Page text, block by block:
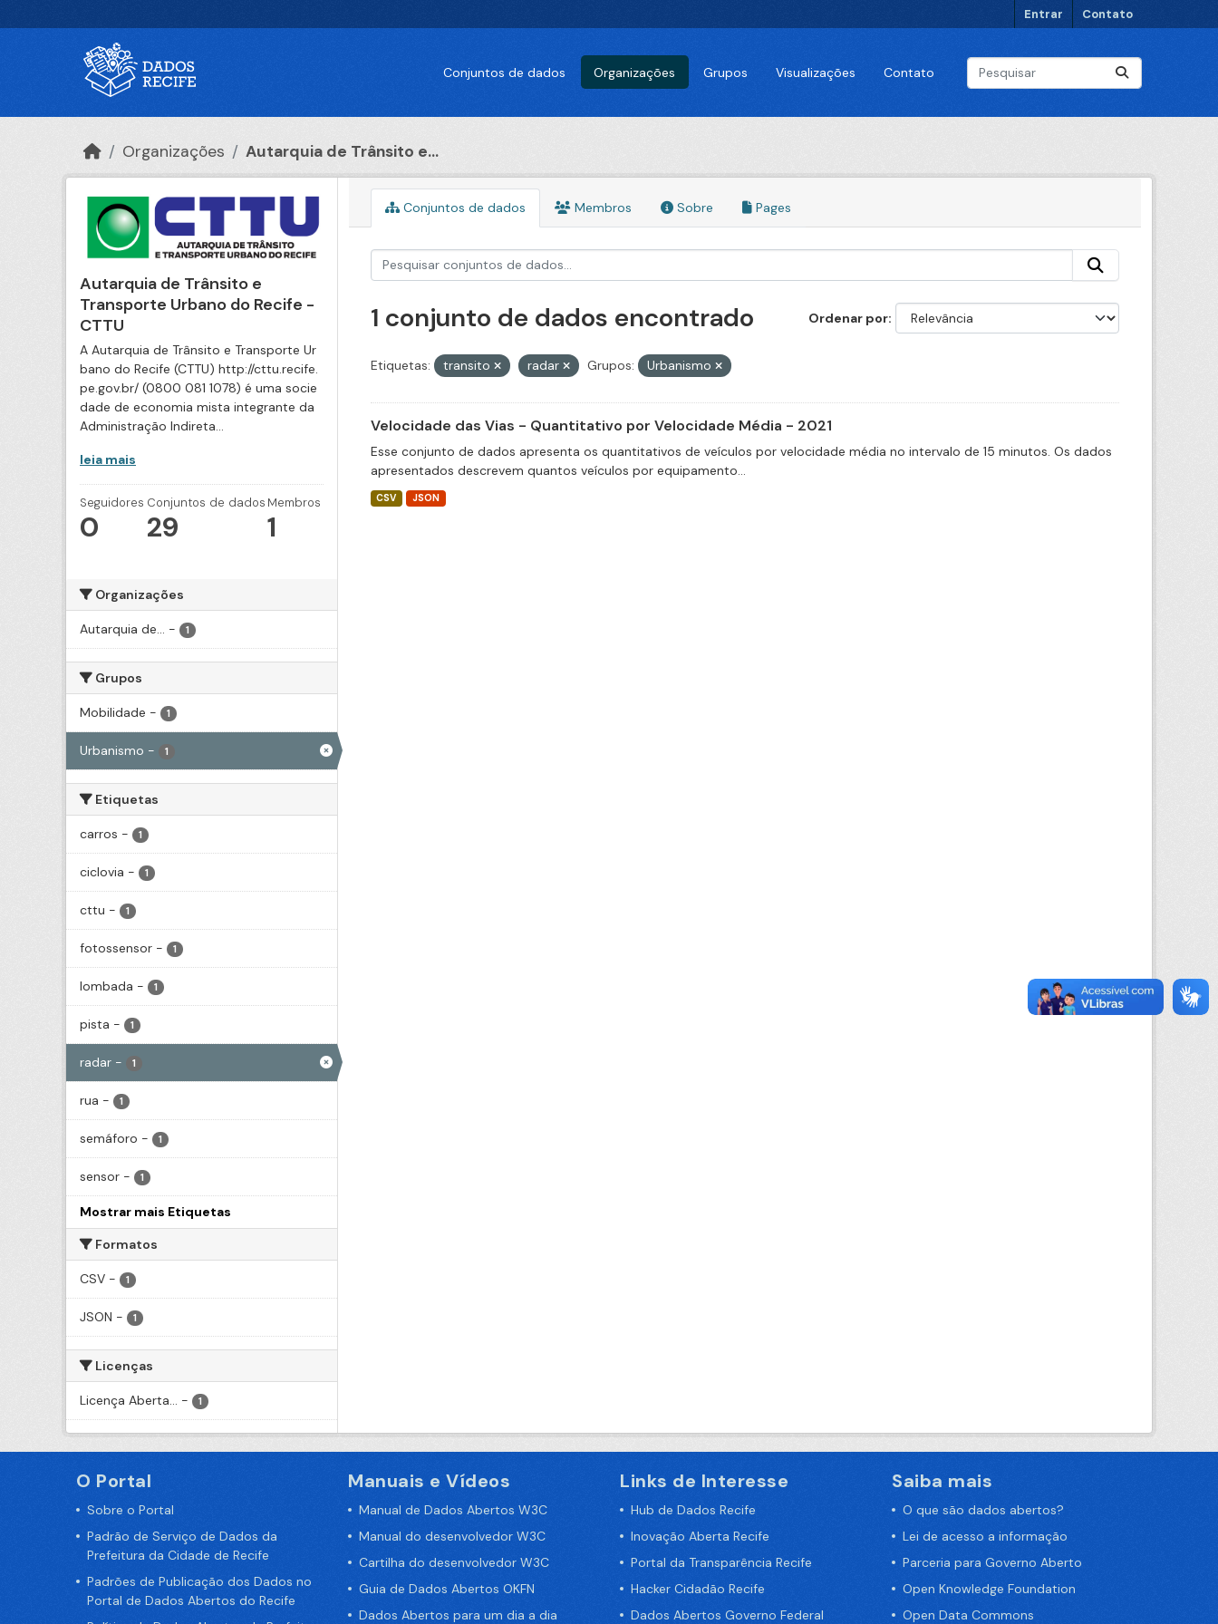
Entrar Contato
Conjuntos de dados Organizações Grupos Visualizações Contato
Organizações Autarquia de Trânsito e...
Autarquia de Trânsito e
Transporte Urbano do Recife -
CTTU
A Autarquia de Trânsito e Transporte Ur
bano do Recife (CTTU) http://cttu.recife.
pe.gov.br/ (0800 081 1078) é uma socie
dade de economia mista integrante da
Administração Indireta...
leia mais
Seguidores
0
Conjuntos de dados
29
Membros
1
Organizações
Autarquia de... - 1
Grupos
Mobilidade - 1
Urbanismo - 1
Etiquetas
carros - 1
ciclovia - 1
cttu - 1
fotossensor - 1
lombada - 1
pista - 1
radar - 1
rua - 1
semáforo - 1
sensor - 1
Mostrar mais Etiquetas
Formatos
CSV - 1
JSON - 1
Licenças
Licença Aberta... - 1
Conjuntos de dados Membros Sobre Pages
Ordenar por
1 conjunto de dados encontrado
Etiquetas: transito radar Grupos: Urbanismo
Velocidade das Vias - Quantitativo por Velocidade Média - 2021
Esse conjunto de dados apresenta os quantitativos de veículos por velocidade média no intervalo de 15 minutos. Os dados
apresentados descrevem quantos veículos por equipamento...
CSV JSON
O Portal
Sobre o Portal
Padrão de Serviço de Dados da
Prefeitura da Cidade de Recife
Padrões de Publicação dos Dados no
Portal de Dados Abertos do Recife
Manuais e Vídeos
Manual de Dados Abertos W3C
Manual do desenvolvedor W3C
Cartilha do desenvolvedor W3C
Guia de Dados Abertos OKFN
Dados Abertos para um dia a dia
Links de Interesse
Hub de Dados Recife
Inovação Aberta Recife
Portal da Transparência Recife
Hacker Cidadão Recife
Dados Abertos Governo Federal
Saiba mais
O que são dados abertos?
Lei de acesso a informação
Parceria para Governo Aberto
Open Knowledge Foundation
Open Data Commons